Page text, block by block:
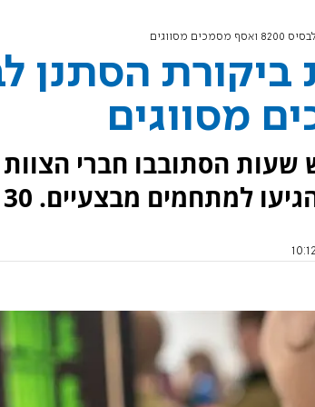
מסווגים
מסווגים
הסתובבו חברי הצוות
מבצעיים. 30 קצינים נענשו.
10:12